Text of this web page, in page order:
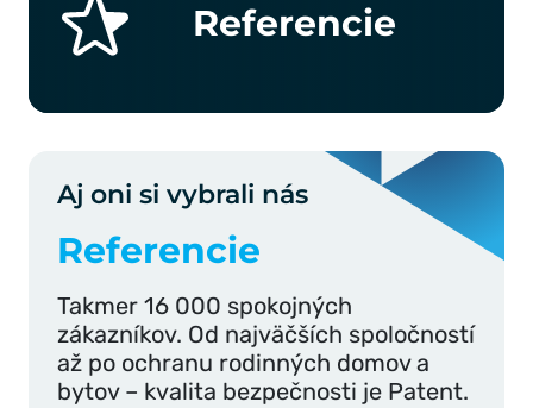
Referencie
Aj oni si vybrali nás
Referencie
Takmer 16 000 spokojných
zákazníkov. Od najväčších spoločností
až po ochranu rodinných domov a
bytov – kvalita bezpečnosti je Patent.